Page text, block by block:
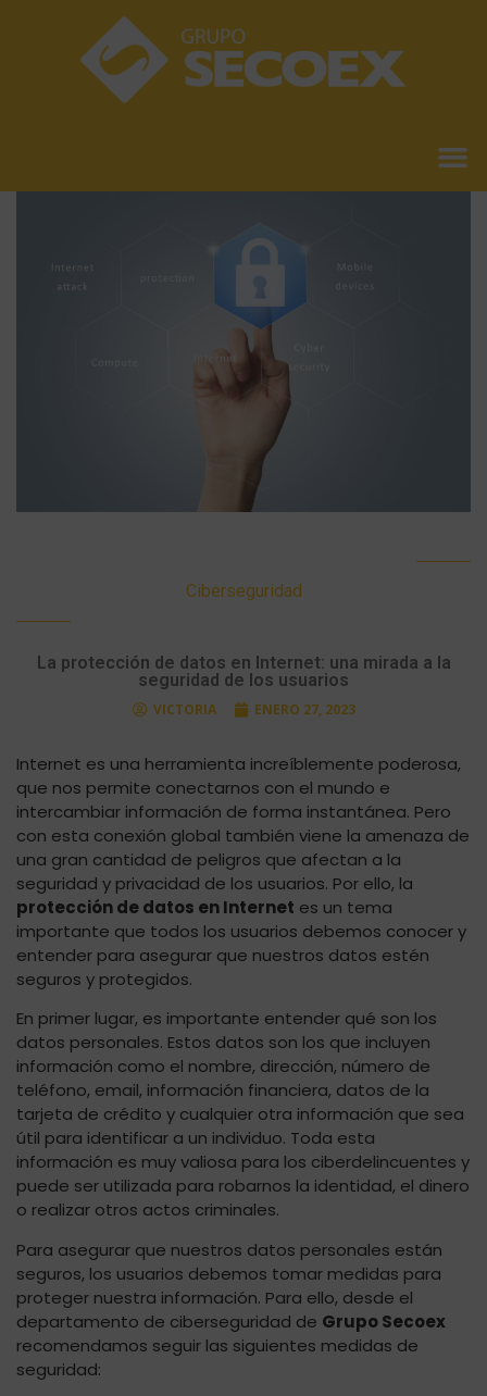
Ciberseguridad
La protección de datos en Internet: una mirada a la
seguridad de los usuarios
VICTORIA ENERO 27, 2023
Internet es una herramienta increíblemente poderosa,
que nos permite conectarnos con el mundo e
intercambiar información de forma instantánea. Pero
con esta conexión global también viene la amenaza de
una gran cantidad de peligros que afectan a la
seguridad y privacidad de los usuarios. Por ello, la
protección de datos en Internet es un tema
importante que todos los usuarios debemos conocer y
entender para asegurar que nuestros datos estén
seguros y protegidos.
En primer lugar, es importante entender qué son los
datos personales. Estos datos son los que incluyen
información como el nombre, dirección, número de
teléfono, email, información financiera, datos de la
tarjeta de crédito y cualquier otra información que sea
útil para identificar a un individuo. Toda esta
información es muy valiosa para los ciberdelincuentes y
puede ser utilizada para robarnos la identidad, el dinero
o realizar otros actos criminales.
Para asegurar que nuestros datos personales están
seguros, los usuarios debemos tomar medidas para
proteger nuestra información. Para ello, desde el
departamento de ciberseguridad de Grupo Secoex
recomendamos seguir las siguientes medidas de
seguridad: